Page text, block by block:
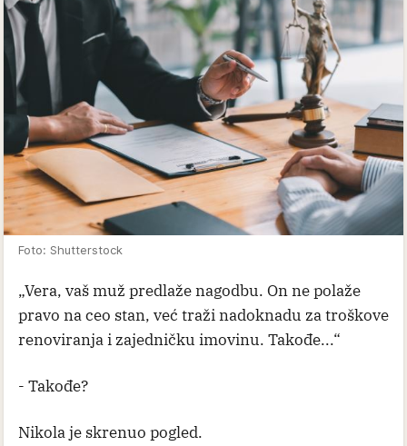
Foto: Shutterstock
„Vera, vaš muž predlaže nagodbu. On ne polaže
pravo na ceo stan, već traži nadoknadu za troškove
renoviranja i zajedničku imovinu. Takođe...“
- Takođe?
Nikola je skrenuo pogled.